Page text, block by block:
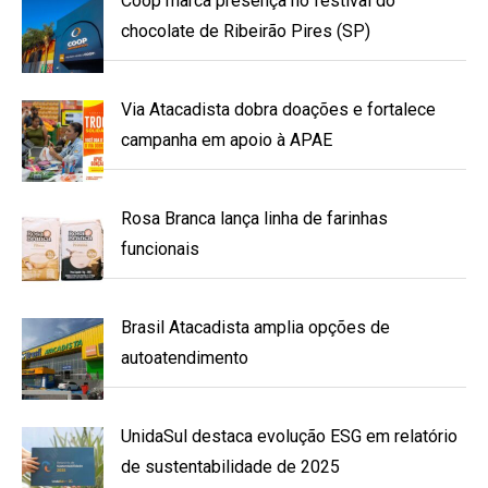
chocolate de Ribeirão Pires (SP)
Via Atacadista dobra doações e fortalece
campanha em apoio à APAE
Rosa Branca lança linha de farinhas
funcionais
Brasil Atacadista amplia opções de
autoatendimento
UnidaSul destaca evolução ESG em relatório
de sustentabilidade de 2025